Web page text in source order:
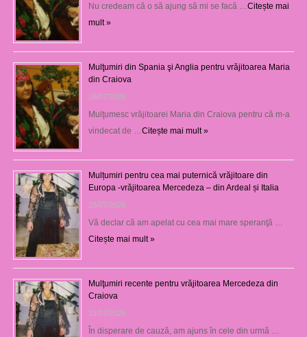
Nu credeam că o să ajung să mi se facă … Citește mai
mult »
Mulţumiri din Spania şi Anglia pentru vrăjitoarea Maria
din Craiova
28/07/2026
Mulţumesc vrăjitoarei Maria din Craiova pentru că m-a
vindecat de … Citește mai mult »
Mulțumiri pentru cea mai puternică vrăjitoare din
Europa -vrăjitoarea Mercedeza – din Ardeal și Italia
23/07/2026
Vă declar că am apelat cu cea mai mare speranţă …
Citește mai mult »
Mulţumiri recente pentru vrăjitoarea Mercedeza din
Craiova
22/07/2026
În disperare de cauză, am ajuns în cele din urmă …